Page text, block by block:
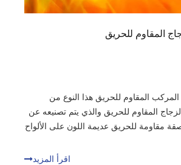
المقاوم للحريق
المركب المقاوم للحريق هذا النوع من
المقاوم للحريق والذي يتم تصنيعه عن
مقاومة للحريق عديمة اللون على الألواح
مثل بسكويت الساندويتش الذي نأكله
اقرأ المزيد